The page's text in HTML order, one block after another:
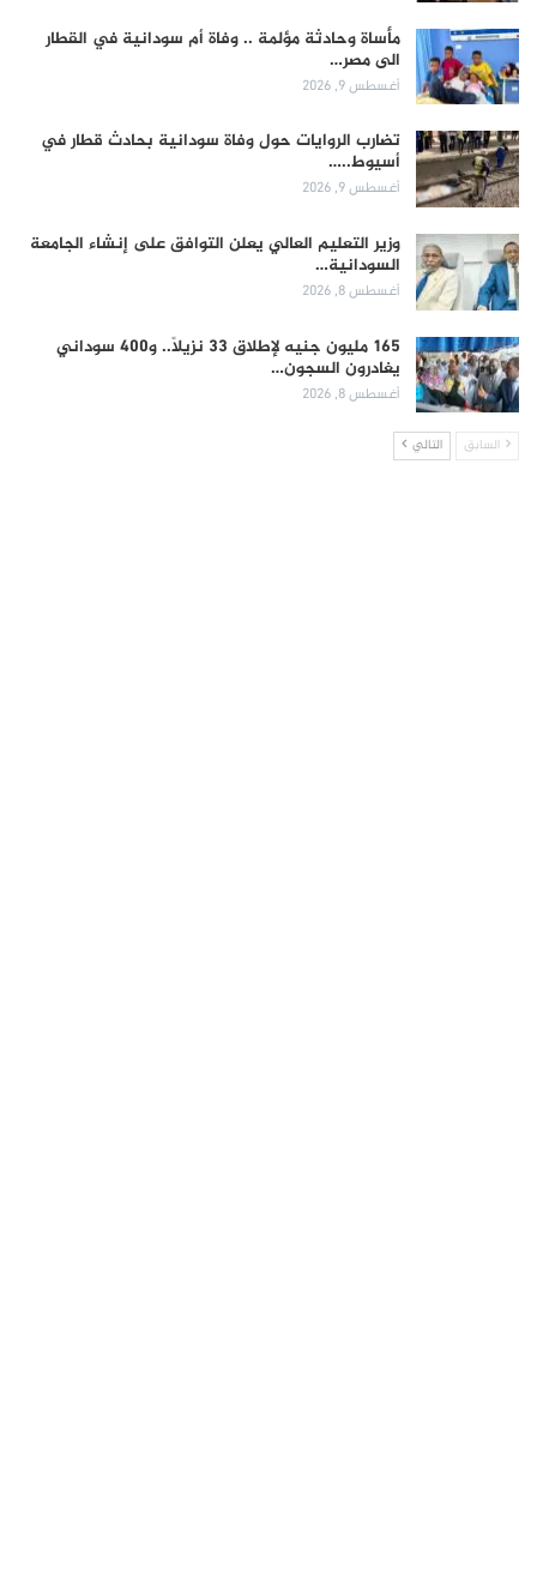
مأساة وحادثة مؤلمة .. وفاة أم سودانية في القطار
الى مصر…
أغسطس 9, 2026
تضارب الروايات حول وفاة سودانية بحادث قطار في
أسيوط..…
أغسطس 9, 2026
وزير التعليم العالي يعلن التوافق على إنشاء الجامعة
السودانية…
أغسطس 8, 2026
165 مليون جنيه لإطلاق 33 نزيلاً.. و400 سوداني
يغادرون السجون…
أغسطس 8, 2026
السابق التالي